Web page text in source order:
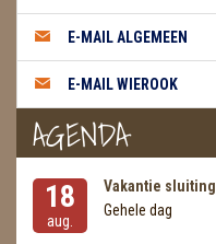
E-MAIL ALGEMEEN
E-MAIL WIEROOK
AGENDA
18
aug.
Vakantie sluiting
Gehele dag